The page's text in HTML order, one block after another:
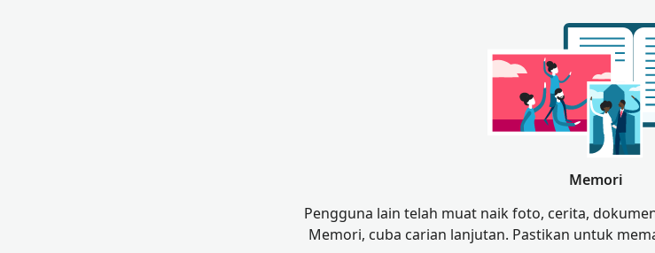
Memori
Pengguna lain telah muat naik foto, cerita,
Memori, cuba carian lanjutan. Pastikan untuk